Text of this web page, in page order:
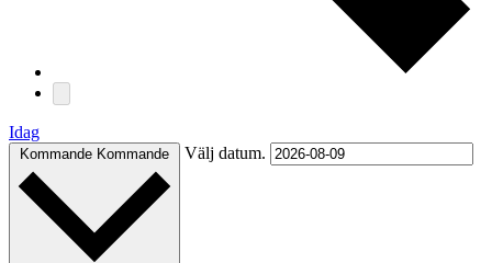
Idag
Kommande Kommande Välj datum.